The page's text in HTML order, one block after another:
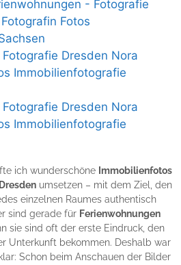
ich wunderschöne Immobilienfotos
Dresden umsetzen – mit dem Ziel, den
einzelnen Raumes authentisch
sind gerade für Ferienwohnungen
sie sind oft der erste Eindruck, den
Unterkunft bekommen. Deshalb war
Schon beim Anschauen der Bilder